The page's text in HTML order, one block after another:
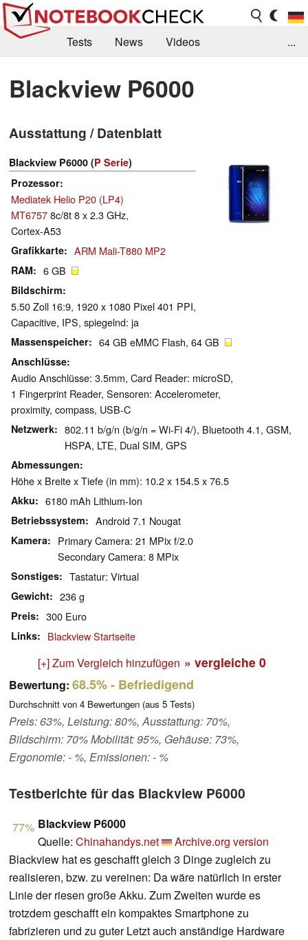
Tests News
Videos
Kaufberatung
Deals Suche
Forum
...
Blackview P6000
Ausstattung / Datenblatt
Blackview P6000 (P Serie)
Prozessor
Mediatek Helio P20 (LP4)
MT67578c/8t 8 x 2.3 GHz,
Cortex-A53
Grafikkarte ARM Mali-T880 MP2
RAM 6 GB
Bildschirm
5.50 Zoll 16:9, 1920 x 1080 Pixel 401 PPI,
Capacitive, IPS, spiegelnd: ja
Massenspeicher 64 GB eMMC Flash, 64 GB
Anschlüsse
Audio Anschlüsse: 3.5mm, Card Reader: microSD,
1 Fingerprint Reader, Sensoren: Accelerometer,
proximity, compass, USB-C
Netzwerk
802.11 b/g/n (b/g/n = Wi-Fi 4/), Bluetooth 4.1, GSM,
HSPA, LTE, Dual SIM, GPS
Abmessungen
Höhe x Breite x Tiefe (in mm): 10.2 x 154.5 x 76.5
Akku 6180 mAh Lithium-Ion
Betriebssystem Android 7.1 Nougat
Kamera
Primary Camera: 21 MPix f/2.0
Secondary Camera: 8 MPix
Sonstiges Tastatur: Virtual
Gewicht 236 g
Preis 300 Euro
Links Blackview Startseite
[+] Zum Vergleich hinzufügen » vergleiche 0
Bewertung: 68.5%- Befriedigend
Durchschnitt von 4 Bewertungen (aus 5 Tests)
Preis: 63%, Leistung: 80%, Ausstattung: 70%,
Bildschirm: 70% Mobilität: 95%, Gehäuse: 73%,
Ergonomie: - %, Emissionen: - %
Testberichte für das Blackview P6000
77% Blackview P6000
Quelle: Chinahandys.net
Archive.org version
Blackview hat es geschafft gleich 3 Dinge zugleich zu
realisieren, bzw. zu vereinen: Da wäre natürlich in erster
Linie der riesen große Akku. Zum Zweiten wurde es
trotzdem geschafft ein kompaktes Smartphone zu
fabrizieren und zu guter Letzt auch anständige Hardware